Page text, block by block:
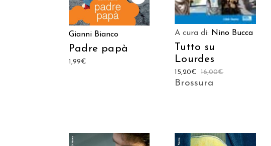
Gianni Bianco
Padre papà
1,99€
A cura di: Nino Bucca
Tutto su
Lourdes
16,00€
15,20€
Brossura